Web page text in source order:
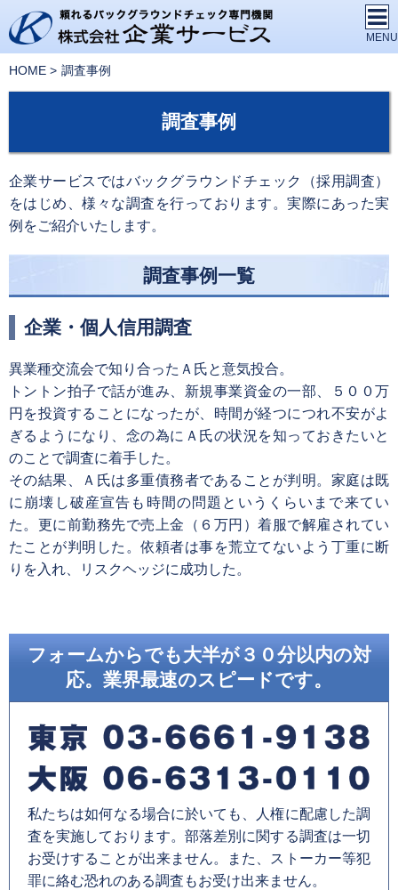
HOME 調査事例
調査事例
企業サービスではバックグラウンドチェック（採用調査）
をはじめ、様々な調査を行っております。実際にあった実
例をご紹介いたします。
調査事例一覧
企業・個人信用調査
異業種交流会で知り合ったＡ氏と意気投合。
トントン拍子で話が進み、新規事業資金の一部、５００万
円を投資することになったが、時間が経つにつれ不安がよ
ぎるようになり、念の為にＡ氏の状況を知っておきたいと
のことで調査に着手した。
その結果、Ａ氏は多重債務者であることが判明。家庭は既
に崩壊し破産宣告も時間の問題というくらいまで来てい
た。更に前勤務先で売上金（６万円）着服で解雇されてい
たことが判明した。依頼者は事を荒立てないよう丁重に断
りを入れ、リスクヘッジに成功した。
フォームからでも大半が３０分以内の対
応。業界最速のスピードです。
私たちは如何なる場合に於いても、人権に配慮した調
査を実施しております。部落差別に関する調査は一切
お受けすることが出来ません。また、ストーカー等犯
罪に絡む恐れのある調査もお受け出来ません。